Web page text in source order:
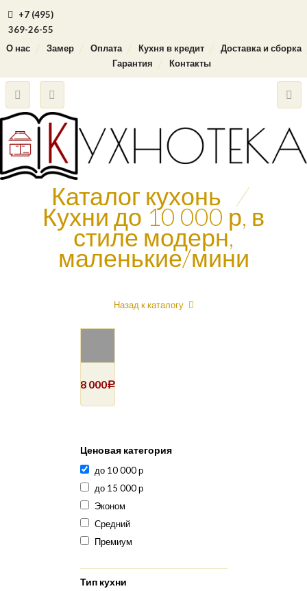
+7 (495)
369-26-55
О нас
Замер Оплата Кухня в кредит
Доставка и сборка
Гарантия
Контакты
Каталог кухонь /
Кухни до 10 000 р, в
стиле модерн,
маленькие/мини
Назад к каталогу
8 000Р
Ценовая категория
до 10 000 р
до 15 000 р
Эконом
Средний
Премиум
Тип кухни